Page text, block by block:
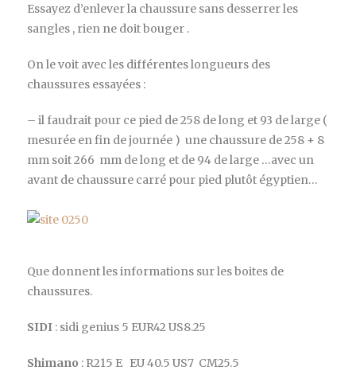
Essayez d’enlever la chaussure sans desserrer les
sangles , rien ne doit bouger .
On le voit avec les différentes longueurs des
chaussures essayées :
– il faudrait pour ce pied de 258 de long et 93 de large (
mesurée en fin de journée ) une chaussure de 258 + 8
mm soit 266 mm de long et de 94 de large …avec un
avant de chaussure carré pour pied plutôt égyptien…
Que donnent les informations sur les boites de
chaussures.
SIDI : sidi genius 5 EUR42 US8.25
Shimano : R215 E EU 40.5 US7 CM25.5